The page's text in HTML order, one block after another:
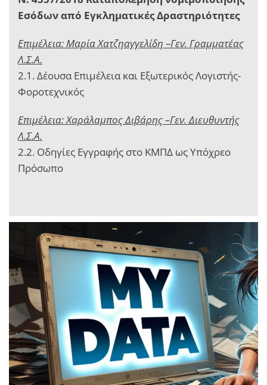
Εσόδων από Εγκληματικές Δραστηριότητες
Επιμέλεια: Μαρία Χατζηαγγελίδη –Γεν. Γραμματέας
Λ.Σ.Α.
2.1. Δέουσα Επιμέλεια και Εξωτερικός Λογιστής-
Φοροτεχνικός
Επιμέλεια: Χαράλαμπος Διβάρης –Γεν. Διευθυντής
Λ.Σ.Α.
2.2. Οδηγίες Εγγραφής στο ΚΜΠΔ ως Υπόχρεο
Πρόσωπο